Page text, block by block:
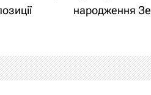
народження